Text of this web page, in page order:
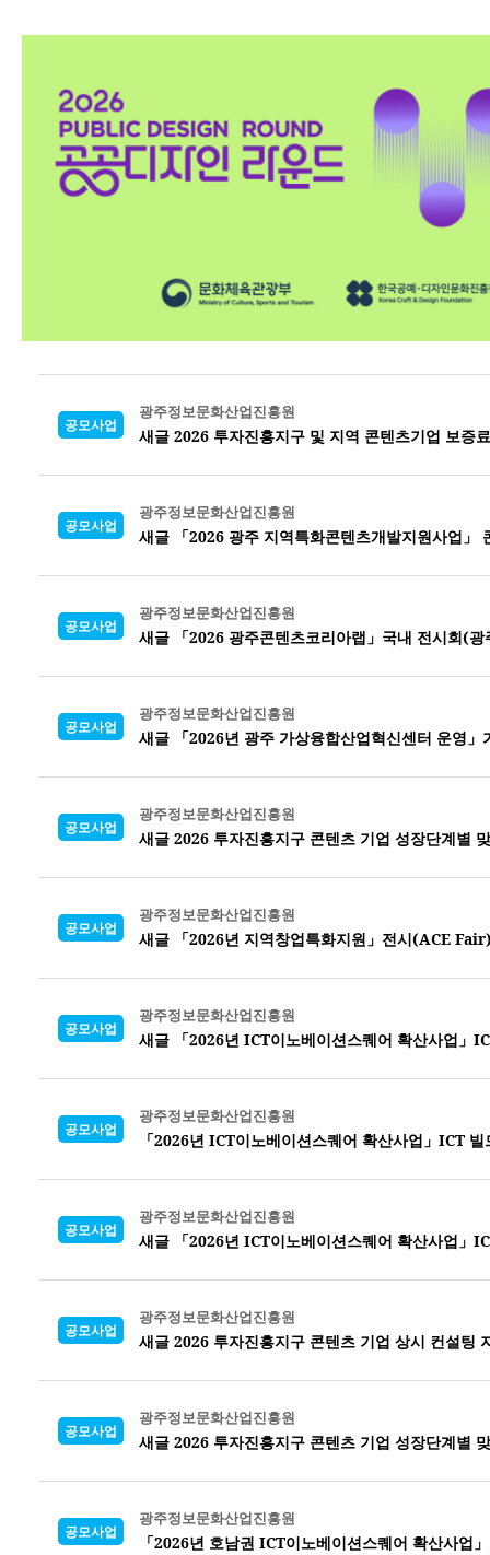
공모사업
광주정보문화산업진흥원
새글 2026 투자진흥지구 및 지역 콘텐츠기업 보증
공모사업
광주정보문화산업진흥원
새글 「2026 광주 지역특화콘텐츠개발지원사업
공모사업
광주정보문화산업진흥원
새글 「2026 광주콘텐츠코리아랩」국내 전시회(
공모사업
광주정보문화산업진흥원
새글 「2026년 광주 가상융합산업혁신센터 운영
공모사업
광주정보문화산업진흥원
새글 2026 투자진흥지구 콘텐츠 기업 성장단계별
공모사업
광주정보문화산업진흥원
새글 「2026년 지역창업특화지원」전시(ACE
공모사업
광주정보문화산업진흥원
새글 「2026년 ICT이노베이션스퀘어 확산사업」
공모사업
광주정보문화산업진흥원
「2026년 ICT이노베이션스퀘어 확산사업」ICT
공모사업
광주정보문화산업진흥원
새글 「2026년 ICT이노베이션스퀘어 확산사업」
공모사업
광주정보문화산업진흥원
새글 2026 투자진흥지구 콘텐츠 기업 상시 컨설팅
공모사업
광주정보문화산업진흥원
새글 2026 투자진흥지구 콘텐츠 기업 성장단계별
공모사업
광주정보문화산업진흥원
「2026년 호남권 ICT이노베이션스퀘어 확산사업